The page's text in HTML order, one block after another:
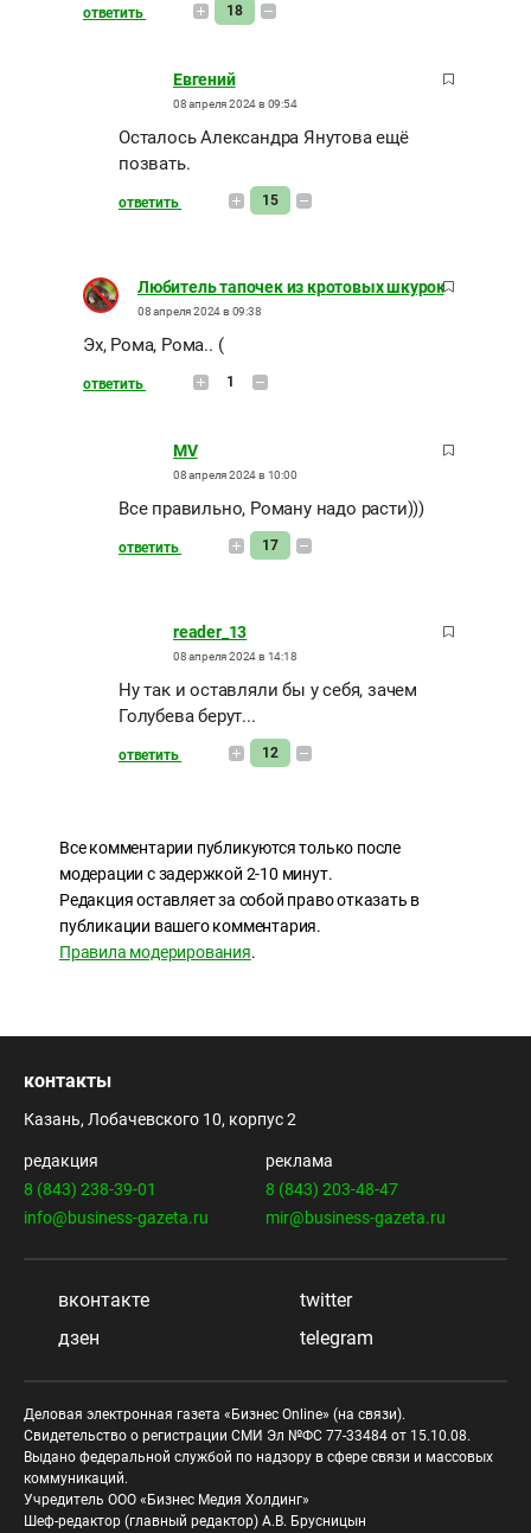
ответить 18
Евгений
08 апреля 2024 в 09:54
Осталось Александра Янутова ещё
позвать.
ответить 15
Любитель тапочек из кротовых шкурок
08 апреля 2024 в 09:38
Эх, Рома, Рома.. (
ответить 1
MV
08 апреля 2024 в 10:00
Все правильно, Роману надо расти)))
ответить 17
reader_13
08 апреля 2024 в 14:18
Ну так и оставляли бы у себя, зачем
Голубева берут...
ответить 12
Все комментарии публикуются только после
модерации с задержкой 2-10 минут.
Редакция оставляет за собой право отказать в
публикации вашего комментария.
Правила модерирования.
контакты
Казань, Лобачевского 10, корпус 2
редакция
8 (843) 238-39-01
info@business-gazeta.ru
реклама
8 (843) 203-48-47
mir@business-gazeta.ru
вконтакте
twitter
дзен
telegram
Деловая электронная газета «Бизнес Online» (на связи).
Свидетельство о регистрации СМИ Эл №ФС 77-33484 от 15.10.08.
Выдано федеральной службой по надзору в сфере связи и массовых
коммуникаций.
Учредитель ООО «Бизнес Медия Холдинг»
Шеф-редактор (главный редактор) А.В. Брусницын